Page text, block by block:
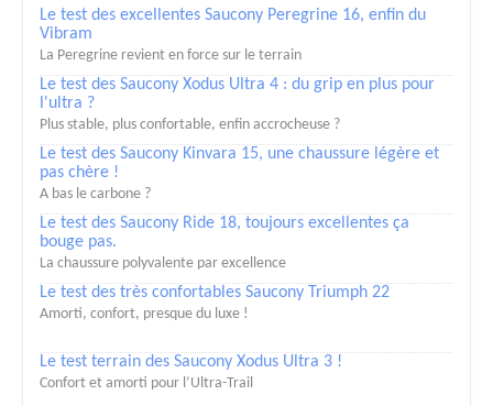
Le test des excellentes Saucony Peregrine 16, enfin du
Vibram
La Peregrine revient en force sur le terrain
Le test des Saucony Xodus Ultra 4 : du grip en plus pour
l'ultra ?
Plus stable, plus confortable, enfin accrocheuse ?
Le test des Saucony Kinvara 15, une chaussure légère et
pas chère !
A bas le carbone ?
Le test des Saucony Ride 18, toujours excellentes ça
bouge pas.
La chaussure polyvalente par excellence
Le test des très confortables Saucony Triumph 22
Amorti, confort, presque du luxe !
Le test terrain des Saucony Xodus Ultra 3 !
Confort et amorti pour l’Ultra-Trail